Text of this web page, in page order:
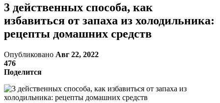
3 действенных способа, как
избавиться от запаха из холодильника:
рецепты домашних средств
Опубликовано Авг 22, 2022
476
Поделится